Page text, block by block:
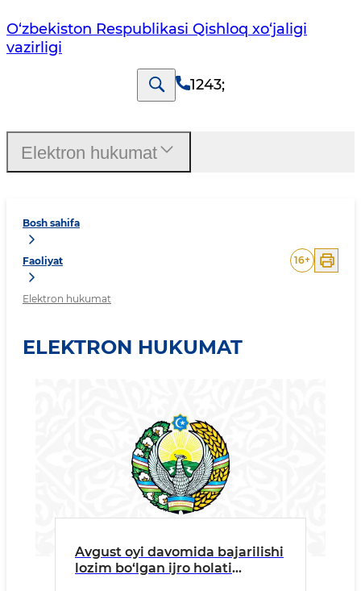
O‘zbekiston Respublikasi Qishloq хo‘jаligi
vаzirligi
1243;
Bosh sahifa
Faoliyat
Elektron hukumat
16+
ELEKTRON HUKUMAT
Avgust oyi davomida bajarilishi
lozim bo‘lgan ijro holati
Elektron hukumat